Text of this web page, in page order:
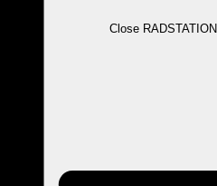
Close RADSTATION